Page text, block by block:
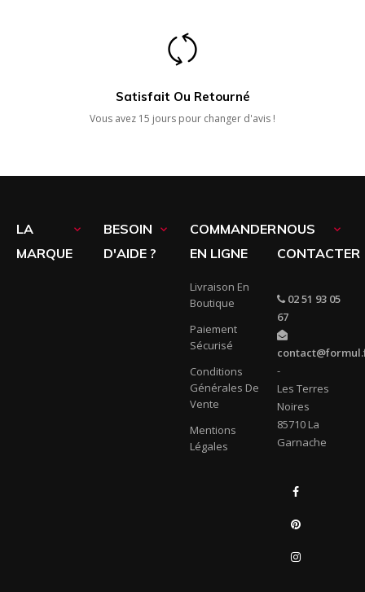
Satisfait Ou Retourné
Vous avez 15 jours pour changer d'avis !
LA
MARQUE

BESOIN
D'AIDE ?

COMMANDER
EN LIGNE
Livraison En
Boutique
Paiement
Sécurisé
Conditions
Générales De
Vente
Mentions
Légales
NOUS
CONTACTER

02 51 93 05
67
-
Les Terres
Noires
85710 La
Garnache